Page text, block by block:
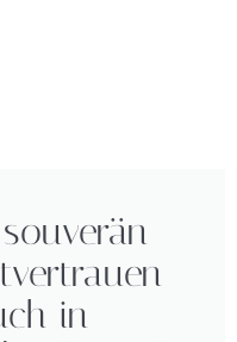
in